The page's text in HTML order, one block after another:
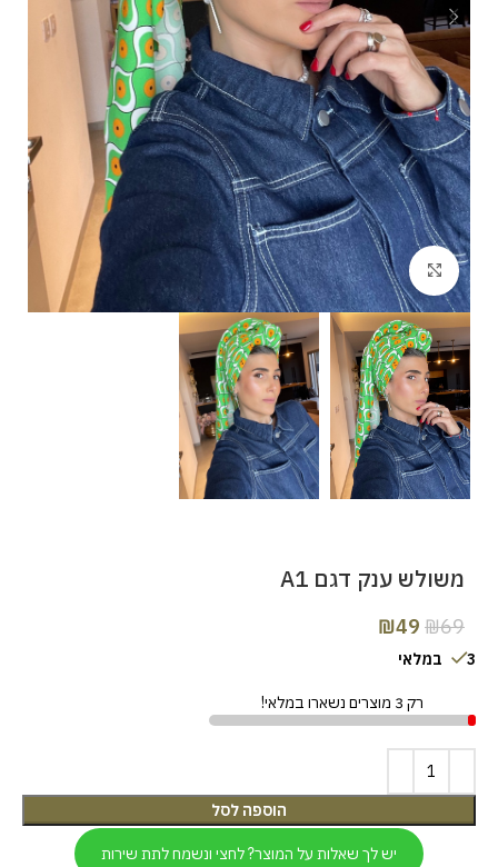
Click to enlarge
משולש ענק דגם A1
₪69
₪49
3 במלאי
רק 3 מוצרים נשארו במלאי!
הוספה לסל
יש לך שאלות על המוצר? לחצי ונשמח לתת שירות